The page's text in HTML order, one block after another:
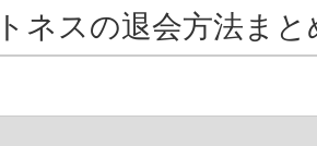
ネスの退会方法まと